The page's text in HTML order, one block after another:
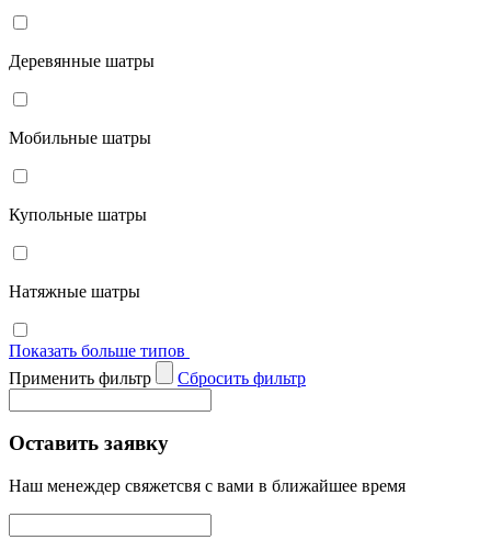
Деревянные шатры
Мобильные шатры
Купольные шатры
Натяжные шатры
Показать больше типов
Применить фильтр
Cбросить фильтр
Оставить заявку
Наш менеждер свяжетсвя с вами в ближайшее время